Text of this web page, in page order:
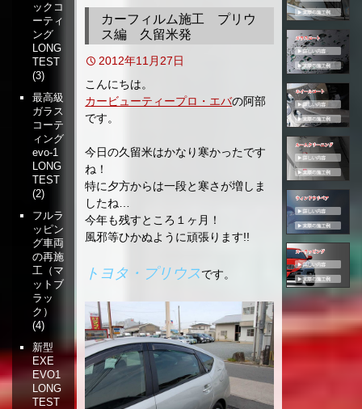
カーフィルム施工 プリウ
ス編 久留米発
2012年11月27日
こんにちは。
カービューティープロ・エバの阿部
です。
今日の久留米はかなり寒かったです
ね！
特に夕方からは一段と寒さが増しま
したね…
今年も残すところ１ヶ月！
風邪等ひかぬように頑張ります!!
トヨタ・プリウスです。
ックコ
ーティ
ング
LONG
TEST
(3)
最高級
ガラス
コーテ
ィング
evo-1
LONG
TEST
(2)
フルラ
ッピン
グ車両
の再施
工（マ
ットブ
ラッ
ク）
(4)
新型
EXE
EVO1
LONG
TEST